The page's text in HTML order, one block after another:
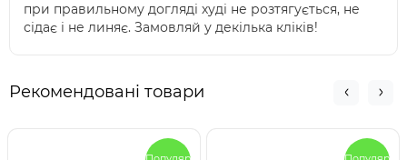
при правильному догляді худі не розтягується, не
сідає і не линяє. Замовляй у декілька кліків!
Рекомендовані товари